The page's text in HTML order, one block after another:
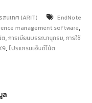
สนเทศ (ARIT)
EndNote
management software,
ต,การเขียนบรรณานุกรม,การใช้
,โปรแกรมเอ็นด์โน้ต
ล